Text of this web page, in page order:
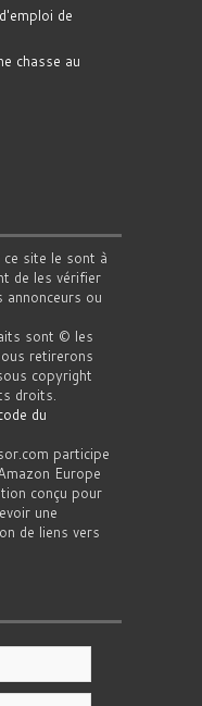
de
chasse au
site le sont à
de les vérifier
annonceurs ou
sont © les
retirerons
copyright
droits.
du
participe
Europe
conçu pour
une
de liens vers